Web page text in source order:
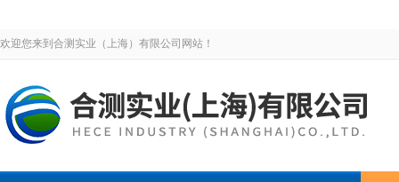
欢迎您来到合测实业（上海）有限公司网站！